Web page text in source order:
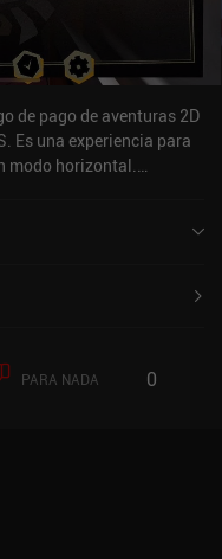
de pago de aventuras 2D
Es una experiencia para
modo horizontal.
PARA NADA 0